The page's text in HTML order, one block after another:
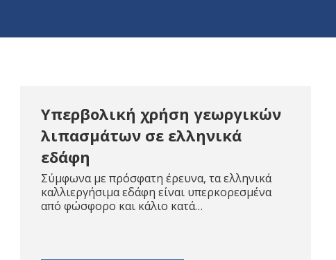
Υπερβολική χρήση γεωργικών
λιπασμάτων σε ελληνικά
εδάφη
Σύμφωνα με πρόσφατη έρευνα, τα ελληνικά
καλλιεργήσιμα εδάφη είναι υπερκορεσμένα
από φώσφορο και κάλιο κατά…